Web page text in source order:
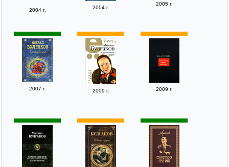
2004 г. 2004 г.
2005 г.
2007 г. 2009 г. 2009 г.